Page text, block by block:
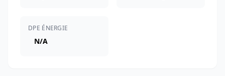
DPE ÉNERGIE
N/A